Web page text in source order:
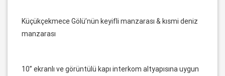
Küçükçekmece Gölü’nün keyifli manzarası & kısmi deniz
manzarası
10” ekranlı ve görüntülü kapı interkom altyapısına uygun